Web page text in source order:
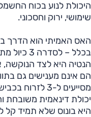
שימושי, ירוק וחסכוני.
האס האמיתי הוא הדרך
בכלל –
הנטיה היא לצד הנוקשה,
הם אינם מענישים גם
מסייעים ל-3
יכולת דינאמית משובחת
היא בונוס שלא תמיד קל